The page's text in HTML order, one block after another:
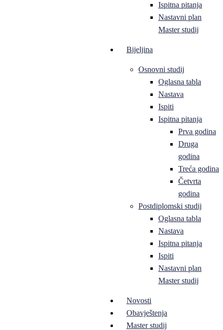
Ispitna pitanja
Nastavni plan
Master studij
Bijeljina
Osnovni studij
Oglasna tabla
Nastava
Ispiti
Ispitna pitanja
Prva godina
Druga
godina
Treća godina
Četvrta
godina
Postdiplomski studij
Oglasna tabla
Nastava
Ispitna pitanja
Ispiti
Nastavni plan
Master studij
Novosti
Obavještenja
Master studij